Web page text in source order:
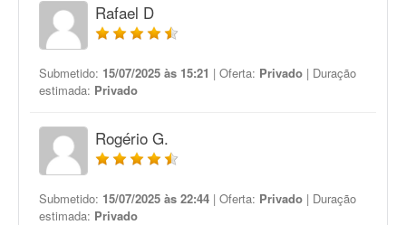
Rafael D
Submetido: 15/07/2025 às 15:21 | Oferta: Privado | Duração
estimada: Privado
Rogério G.
Submetido: 15/07/2025 às 22:44 | Oferta: Privado | Duração
estimada: Privado